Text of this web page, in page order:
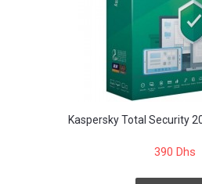
Kaspersky Total Security
390 Dhs